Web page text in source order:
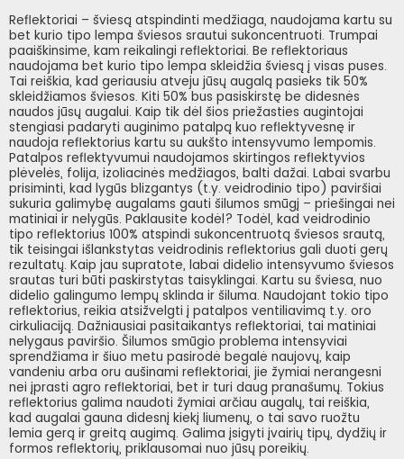
Reflektoriai – šviesą atspindinti medžiaga, naudojama kartu su
bet kurio tipo lempa šviesos srautui sukoncentruoti. Trumpai
paaiškinsime, kam reikalingi reflektoriai. Be reflektoriaus
naudojama bet kurio tipo lempa skleidžia šviesą į visas puses.
Tai reiškia, kad geriausiu atveju jūsų augalą pasieks tik 50%
skleidžiamos šviesos. Kiti 50% bus pasiskirstę be didesnės
naudos jūsų augalui. Kaip tik dėl šios priežasties augintojai
stengiasi padaryti auginimo patalpą kuo reflektyvesnę ir
naudoja reflektorius kartu su aukšto intensyvumo lempomis.
Patalpos reflektyvumui naudojamos skirtingos reflektyvios
plėvelės, folija, izoliacinės medžiagos, balti dažai. Labai svarbu
prisiminti, kad lygūs blizgantys (t.y. veidrodinio tipo) paviršiai
sukuria galimybę augalams gauti šilumos smūgį – priešingai nei
matiniai ir nelygūs. Paklausite kodėl? Todėl, kad veidrodinio
tipo reflektorius 100% atspindi sukoncentruotą šviesos srautą,
tik teisingai išlankstytas veidrodinis reflektorius gali duoti gerų
rezultatų. Kaip jau supratote, labai didelio intensyvumo šviesos
srautas turi būti paskirstytas taisyklingai. Kartu su šviesa, nuo
didelio galingumo lempų sklinda ir šiluma. Naudojant tokio tipo
reflektorius, reikia atsižvelgti į patalpos ventiliavimą t.y. oro
cirkuliaciją. Dažniausiai pasitaikantys reflektoriai, tai matiniai
nelygaus paviršio. Šilumos smūgio problema intensyviai
sprendžiama ir šiuo metu pasirodė begalė naujovų, kaip
vandeniu arba oru aušinami reflektoriai, jie žymiai nerangesni
nei įprasti agro reflektoriai, bet ir turi daug pranašumų. Tokius
reflektorius galima naudoti žymiai arčiau augalų, tai reiškia,
kad augalai gauna didesnį kiekį liumenų, o tai savo ruožtu
lemia gerą ir greitą augimą. Galima įsigyti įvairių tipų, dydžių ir
formos reflektorių, priklausomai nuo jūsų poreikių.